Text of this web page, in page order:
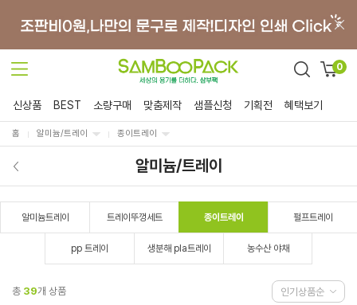
0
신상품 BEST 소량구매 맞춤제작 샘플신청 기획전 혜택보기
홈 알미늄/트레이 종이트레이
알미늄/트레이
알미늄트레이 트레이뚜껑세트 종이트레이 펄프트레이
pp 트레이 생분해 pla트레이 농수산 야채
총 39개 상품